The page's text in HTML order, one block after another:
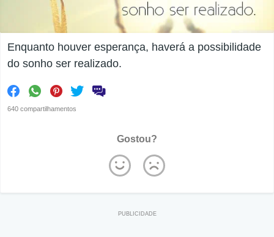
Enquanto houver esperança, haverá a possibilidade
do sonho ser realizado.
640 compartilhamentos
Gostou?